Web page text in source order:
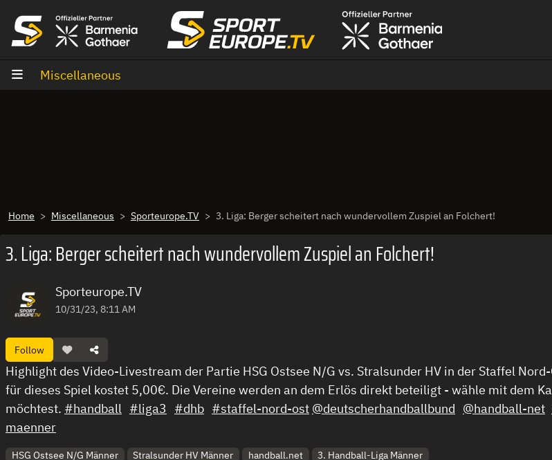
Miscellaneous
Home Miscellaneous Sporteurope.TV 3. Liga: Berger scheitert nach wundervollem Zuspiel an Folchert!
3. Liga: Berger scheitert nach wundervollem Zuspiel an Folchert!
Sporteurope.TV
10/31/23, 8:11 AM
Follow
Highlight des Video-Livestream der Partie HSG Ostsee N/G vs. Stralsunder HV in der Staffel
für dieses Spiel kostet 5,00€. Die Vereine werden an dem Erlös direkt beteiligt - wähle mit dem
möchtest. #handball #liga3 #dhb #staffel-nord-ost @deutscherhandballbund @handball-net
maenner
HSG Ostsee N/G Männer Stralsunder HV Männer handball.net 3. Handball-Liga Männer